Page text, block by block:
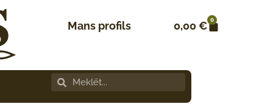
Mans profils 0,00€ 0